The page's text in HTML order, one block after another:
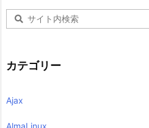
カテゴリー
Ajax
AlmaLinux